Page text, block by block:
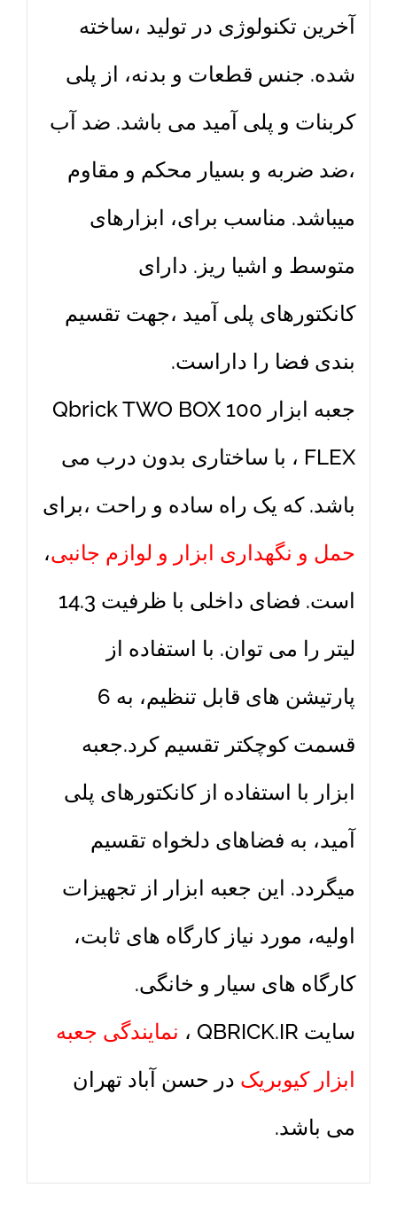
آخرین تکنولوژی در تولید ،ساخته
شده. جنس قطعات و بدنه، از پلی
کربنات و پلی آمید می باشد. ضد آب
،ضد ضربه و بسیار محکم و مقاوم
میباشد. مناسب برای، ابزارهای
متوسط و اشیا ریز. دارای
کانکتورهای پلی آمید ،جهت تقسیم
بندی فضا را داراست.
جعبه ابزار Qbrick TWO BOX 100
FLEX ، با ساختاری بدون درب می
باشد. که یک راه ساده و راحت ،برای
حمل و نگهداری ابزار و لوازم جانبی،
است. فضای داخلی با ظرفیت 14.3
لیتر را می توان. با استفاده از
پارتیشن های قابل تنظیم، به 6
قسمت کوچکتر تقسیم کرد.جعبه
ابزار با استفاده از کانکتورهای پلی
آمید، به فضاهای دلخواه تقسیم
میگردد. این جعبه ابزار از تجهیزات
اولیه، مورد نیاز کارگاه های ثابت،
کارگاه های سیار و خانگی.
سایت QBRICK.IR ،
نمایندگی جعبه
ابزار کیوبریک در حسن آباد تهران
می باشد.